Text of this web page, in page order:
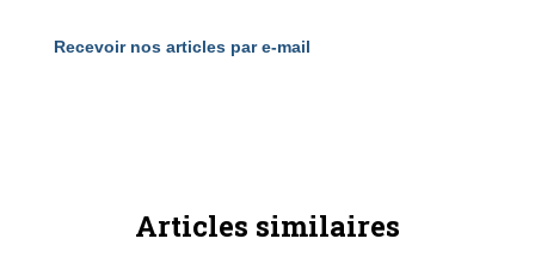
Recevoir nos articles par e-mail
Articles similaires